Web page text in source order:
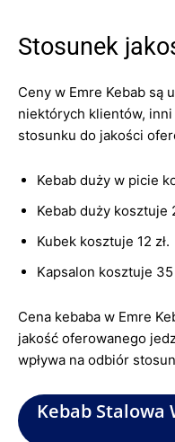
Stosunek
Ceny w Emre Kebab są
niektórych klientów,
stosunku do jakości
Kebab duży w picie
Kebab duży kosztuje
Kubek kosztuje 12 zł.
Kapsalon kosztuje 35
Cena kebaba w Emre
jakość oferowanego
wpływa na odbiór
Kebab Stalowa